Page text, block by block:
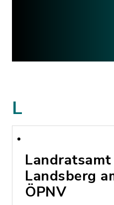
L
Landratsamt
Landsberg
ÖPNV